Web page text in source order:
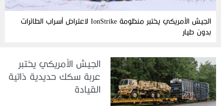
الجيش الأمريكي يختبر منظومة IonStrike لاعتراض أسراب الطائرات
بدون طيار
الجيش الأمريكي يختبر
عربة سكك حديدية ذاتية
القيادة